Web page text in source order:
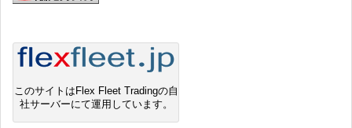
このサイトはFlex Fleet Tradingの自
社サーバーにて運用しています。